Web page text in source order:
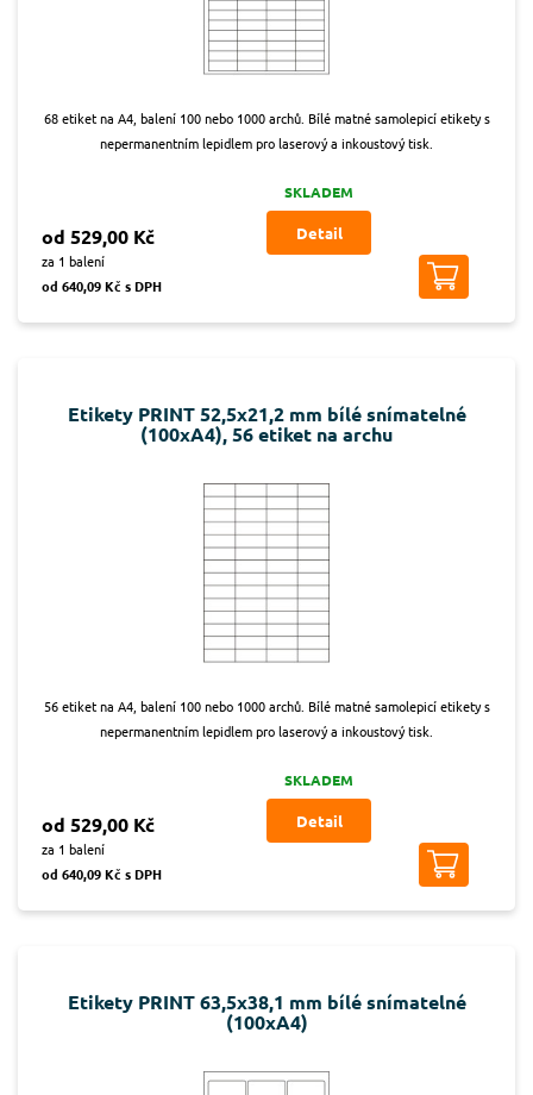
68 etiket na A4, balení 100 nebo 1000 archů. Bílé matné samolepicí etikety s
nepermanentním lepidlem pro laserový a inkoustový tisk.
od 529,00 Kč
za 1 balení
od 640,09 Kč s DPH
SKLADEM
Detail
Etikety PRINT 52,5x21,2 mm bílé snímatelné
(100xA4), 56 etiket na archu
56 etiket na A4, balení 100 nebo 1000 archů. Bílé matné samolepicí etikety s
nepermanentním lepidlem pro laserový a inkoustový tisk.
od 529,00 Kč
za 1 balení
od 640,09 Kč s DPH
SKLADEM
Detail
Etikety PRINT 63,5x38,1 mm bílé snímatelné
(100xA4)